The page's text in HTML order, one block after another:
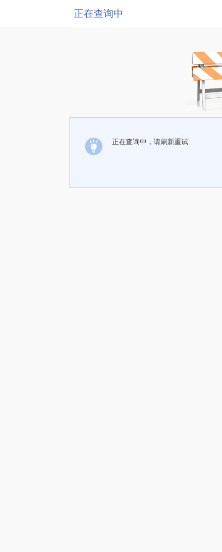
正在查询中
正在查询中，请刷新重试